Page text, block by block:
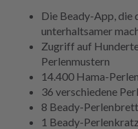
Die Beady-App, die
unterhaltsamer
Zugriff auf
Perlenmustern
14.400 Hama-Perlen
36 verschiedene
8 Beady-
1 Beady-